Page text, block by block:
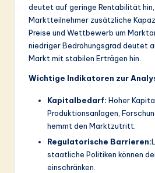
deutet auf geringe Rentabilität hin,
Marktteilnehmer zusätzliche
Preise und Wettbewerb um
niedriger Bedrohungsgrad deutet
Markt mit stabilen Erträgen hin.
Wichtige Indikatoren zur
Kapitalbedarf: Hoher
Produktionsanlagen,
hemmt den Marktzutritt.
Regulatorische Barrieren:
staatliche Politiken können
einschränken.